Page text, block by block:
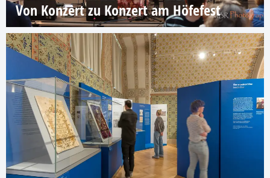
Von Konzert zu Konzert am Höfefest